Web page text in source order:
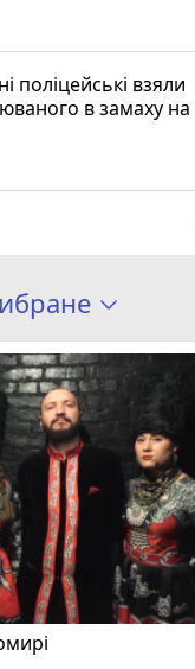
поліцейські взяли
в замаху на